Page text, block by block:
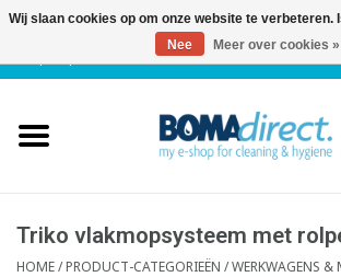
Klantenservice
Triko vlakmopsysteem met
HOME/PRODUCT-CATEGORIEËN /WERKWAGENS &
Wij slaan cookies op om onze website te verbeteren.
Nee
Meer over cookies »